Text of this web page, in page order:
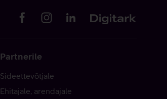
Partnerile
Sideettevõtjale
Ehitajale, arendajale